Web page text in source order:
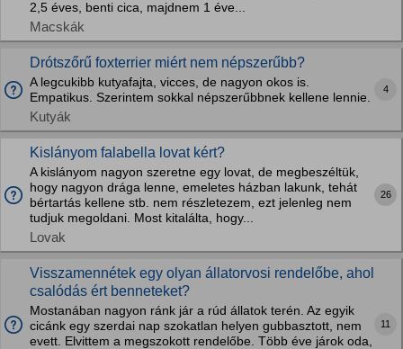
2,5 éves, benti cica, majdnem 1 éve...
Macskák
Drótszőrű foxterrier miért nem népszerűbb?
A legcukibb kutyafajta, vicces, de nagyon okos is.
Empatikus. Szerintem sokkal népszerűbbnek kellene lennie.
Kutyák
4
Kislányom falabella lovat kért?
A kislányom nagyon szeretne egy lovat, de megbeszéltük,
hogy nagyon drága lenne, emeletes házban lakunk, tehát
bértartás kellene stb. nem részletezem, ezt jelenleg nem
tudjuk megoldani. Most kitalálta, hogy...
Lovak
26
Visszamennétek egy olyan állatorvosi rendelőbe, ahol
csalódás ért benneteket?
Mostanában nagyon ránk jár a rúd állatok terén. Az egyik
cicánk egy szerdai nap szokatlan helyen gubbasztott, nem
evett. Elvittem a megszokott rendelőbe. Több éve járok oda,
11